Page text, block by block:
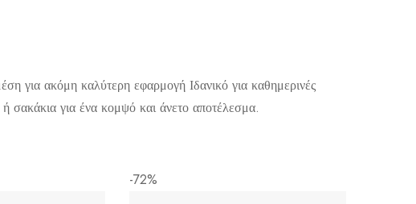
για ακόμη καλύτερη εφαρμογή Ιδανικό για καθημερινές
σακάκια για ένα κομψό και άνετο αποτέλεσμα.
-72%